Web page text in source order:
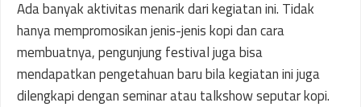
Ada banyak aktivitas menarik dari kegiatan ini. Tidak
hanya mempromosikan jenis-jenis kopi dan cara
membuatnya, pengunjung festival juga bisa
mendapatkan pengetahuan baru bila kegiatan ini juga
dilengkapi dengan seminar atau talkshow seputar kopi.